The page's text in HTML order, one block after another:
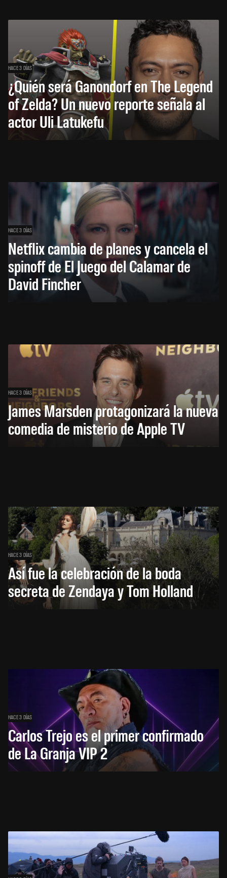
HACE 3 DÍAS
¿Quién será Ganondorf en The Legend
of Zelda? Un nuevo reporte señala al
actor Uli Latukefu
HACE 3 DÍAS
Netflix cambia de planes y cancela el
spinoff de El Juego del Calamar de
David Fincher
HACE 3 DÍAS
James Marsden protagonizará la nueva
comedia de misterio de Apple TV
HACE 3 DÍAS
Así fue la celebración de la boda
secreta de Zendaya y Tom Holland
HACE 3 DÍAS
Carlos Trejo es el primer confirmado
de La Granja VIP 2